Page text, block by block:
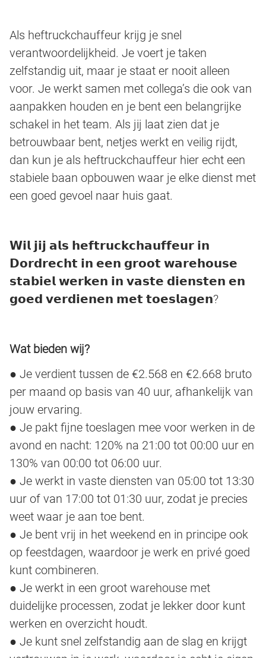
Als heftruckchauffeur krijg je snel
verantwoordelijkheid. Je voert je taken
zelfstandig uit, maar je staat er nooit alleen
voor. Je werkt samen met collega’s die ook van
aanpakken houden en je bent een belangrijke
schakel in het team. Als jij laat zien dat je
betrouwbaar bent, netjes werkt en veilig rijdt,
dan kun je als heftruckchauffeur hier echt een
stabiele baan opbouwen waar je elke dienst met
een goed gevoel naar huis gaat.
𝗪𝗶𝗹 𝗷𝗶𝗷 𝗮𝗹𝘀 𝗵𝗲𝗳𝘁𝗿𝘂𝗰𝗸𝗰𝗵𝗮𝘂𝗳𝗳𝗲𝘂𝗿 𝗶𝗻
𝗗𝗼𝗿𝗱𝗿𝗲𝗰𝗵𝘁 𝗶𝗻 𝗲𝗲𝗻 𝗴𝗿𝗼𝗼𝘁 𝘄𝗮𝗿𝗲𝗵𝗼𝘂𝘀𝗲
𝘀𝘁𝗮𝗯𝗶𝗲𝗹 𝘄𝗲𝗿𝗸𝗲𝗻 𝗶𝗻 𝘃𝗮𝘀𝘁𝗲 𝗱𝗶𝗲𝗻𝘀𝘁𝗲𝗻 𝗲𝗻
𝗴𝗼𝗲𝗱 𝘃𝗲𝗿𝗱𝗶𝗲𝗻𝗲𝗻 𝗺𝗲𝘁 𝘁𝗼𝗲𝘀𝗹𝗮𝗴𝗲𝗻?
Wat bieden wij?
● Je verdient tussen de €2.568 en €2.668 bruto
per maand op basis van 40 uur, afhankelijk van
jouw ervaring.
● Je pakt fijne toeslagen mee voor werken in de
avond en nacht: 120% na 21:00 tot 00:00 uur en
130% van 00:00 tot 06:00 uur.
● Je werkt in vaste diensten van 05:00 tot 13:30
uur of van 17:00 tot 01:30 uur, zodat je precies
weet waar je aan toe bent.
● Je bent vrij in het weekend en in principe ook
op feestdagen, waardoor je werk en privé goed
kunt combineren.
● Je werkt in een groot warehouse met
duidelijke processen, zodat je lekker door kunt
werken en overzicht houdt.
● Je kunt snel zelfstandig aan de slag en krijgt